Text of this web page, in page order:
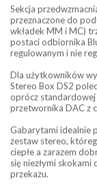
Sekcja
przeznaczone do
wkładek MM i MC)
postaci odbiornika
regulowanym i nie
Dla użytkowników
Stereo Box DS2
oprócz
przetwornika DAC z
Gabarytami idealnie
zestaw stereo,
ciepłe a zarazem
się niezłymi
przekazu.